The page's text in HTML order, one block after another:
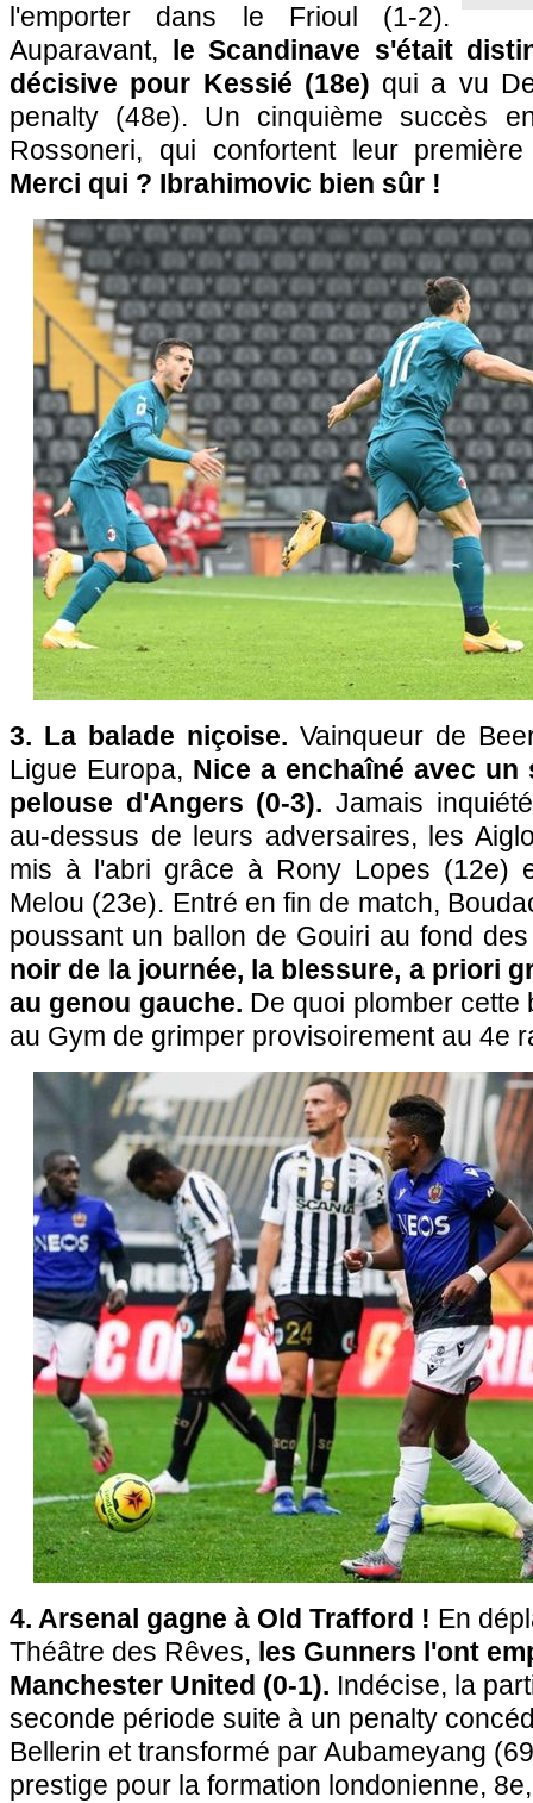
l'emporter dans le Frioul (1-2).
Auparavant, le Scandinave s'était
décisive pour Kessié (18e) qui a vu
penalty (48e). Un cinquième succès
Rossoneri, qui confortent leur
Merci qui ? Ibrahimovic bien sûr !
3. La balade niçoise. Vainqueur de
Ligue Europa, Nice a enchaîné avec
pelouse d'Angers (0-3). Jamais
au-dessus de leurs adversaires, les
mis à l'abri grâce à Rony Lopes (12e)
Melou (23e). Entré en fin de match,
poussant un ballon de Gouiri au fond
noir de la journée, la blessure, a priori
au genou gauche. De quoi plomber cette
au Gym de grimper provisoirement au 4e
4. Arsenal gagne à Old Trafford ! En
Théâtre des Rêves, les Gunners l'ont
Manchester United (0-1). Indécise, la
seconde période suite à un penalty
Bellerin et transformé par Aubameyang
prestige pour la formation londonienne,